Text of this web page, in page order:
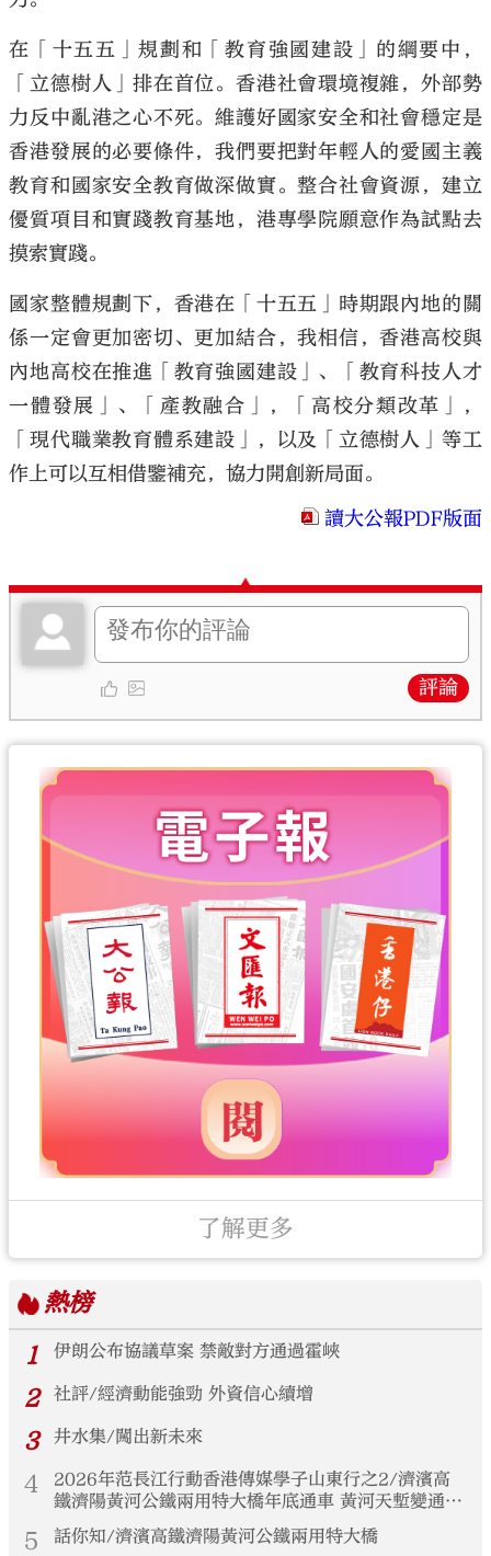
在「十五五」規劃和「教育強國建設」的綱要中，
「立德樹人」排在首位。香港社會環境複雜，外部勢
力反中亂港之心不死。維護好國家安全和社會穩定是
香港發展的必要條件，我們要把對年輕人的愛國主義
教育和國家安全教育做深做實。整合社會資源，建立
優質項目和實踐教育基地，港專學院願意作為試點去
摸索實踐。
國家整體規劃下，香港在「十五五」時期跟內地的關
係一定會更加密切、更加結合，我相信，香港高校與
內地高校在推進「教育強國建設」、「教育科技人才
一體發展」、「產教融合」，「高校分類改革」，
「現代職業教育體系建設」，以及「立德樹人」等工
作上可以互相借鑒補充，協力開創新局面。
讀大公報PDF版面
評論
了解更多
熱榜
1
伊朗公布協議草案 禁敵對方通過霍峽
2 社評/經濟動能強勁 外資信心續增
3 井水集/闖出新未來
4
2026年范長江行動香港傳媒學子山東行之2/濟濱高
鐵濟陽黃河公鐵兩用特大橋年底通車 黃河天塹變通途
港生見證大國基建實力
5 話你知/濟濱高鐵濟陽黃河公鐵兩用特大橋